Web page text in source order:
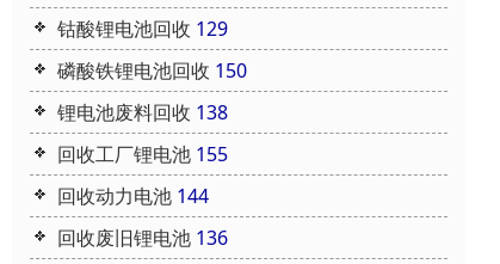
钴酸锂电池回收 129
磷酸铁锂电池回收 150
锂电池废料回收 138
回收工厂锂电池 155
回收动力电池 144
回收废旧锂电池 136